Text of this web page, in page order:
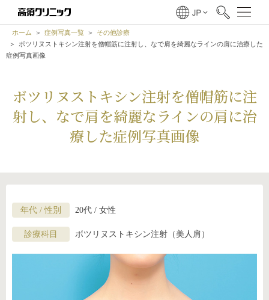
ホーム 症例写真一覧
その他診療
ボツリヌストキシン注射を僧帽筋に注射し、なで肩を綺麗なラインの肩に治療した
症例写真画像
ボツリヌストキシン注射を僧帽筋に注
射し、なで肩を綺麗なラインの肩に治
療した症例写真画像
年代 / 性別 20代 / 女性
診療科目 ボツリヌストキシン注射（美人肩）